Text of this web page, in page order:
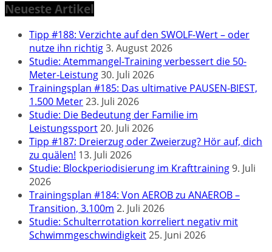
Neueste Artikel
Tipp #188: Verzichte auf den SWOLF-Wert – oder
nutze ihn richtig3. August 2026
Studie: Atemmangel-Training verbessert die 50-
Meter-Leistung30. Juli 2026
Trainingsplan #185: Das ultimative PAUSEN-BIEST,
1.500 Meter23. Juli 2026
Studie: Die Bedeutung der Familie im
Leistungssport20. Juli 2026
Tipp #187: Dreierzug oder Zweierzug? Hör auf, dich
zu quälen! 13. Juli 2026
Studie: Blockperiodisierung im Krafttraining9. Juli
2026
Trainingsplan #184: Von AEROB zu ANAEROB –
Transition, 3.100m 2. Juli 2026
Studie: Schulterrotation korreliert negativ mit
Schwimmgeschwindigkeit25. Juni 2026